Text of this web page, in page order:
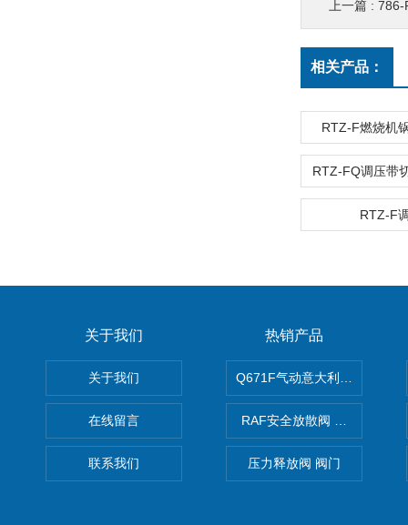
上一篇 : 786-
相关产品：
RTZ-F燃烧机
RTZ-F
关于我们
关于我们
在线留言
联系我们
热销产品
Q671F气动意大利式薄型球阀
RAF安全放散阀 阀生产
压力释放阀 阀门